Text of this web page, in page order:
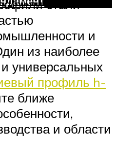
стали
и
из наиболее
универсальных
профиль h-
ближе
и области